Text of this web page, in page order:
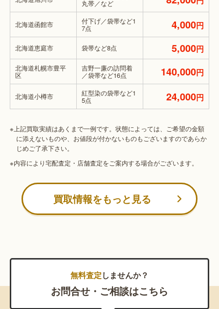
丸帯／など
北海道函館市 付下げ／袋帯など1
7点 4,000円
北海道恵庭市 袋帯など8点 5,000円
北海道札幌市豊平
区
吉野一廉の訪問着
／袋帯など16点 140,000円
北海道小樽市 紅型染の袋帯など1
5点 24,000円
※上記買取実績はあくまで一例です。状態によっては、ご希望の金額
に添えないものや、お値段が付かないものもございますのであらか
じめご了承下さい。
※内容により宅配査定・店舗査定をご案内する場合がございます。
買取情報をもっと見る
無料査定しませんか？
お問合せ・ご相談はこちら